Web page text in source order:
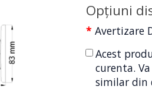
Opţiuni
Avertizare
Acest
curenta.
similar din